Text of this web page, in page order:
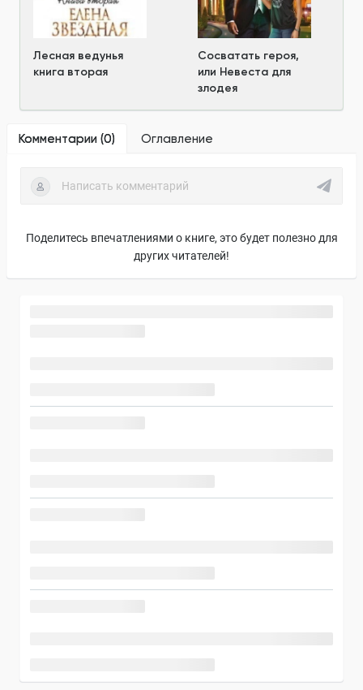
Лесная ведунья
книга вторая
Сосватать героя,
или Невеста для
злодея
Комментарии (0) Оглавление
Поделитесь впечатлениями о книге, это будет полезно для
других читателей!